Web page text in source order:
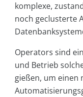
komplexe,
noch geclusterte
Operators sind
und Betrieb
gießen, um einen